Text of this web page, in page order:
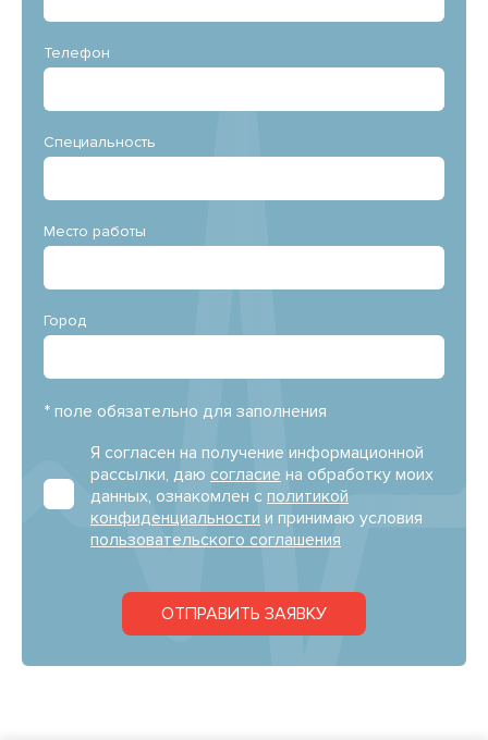
Телефон
Специальность
Место работы
Город
* поле обязательно для заполнения
Я согласен на получение информационной
рассылки, даю согласие на обработку моих
данных, ознакомлен с политикой
конфиденциальности и принимаю условия
пользовательского соглашения
ОТПРАВИТЬ ЗАЯВКУ